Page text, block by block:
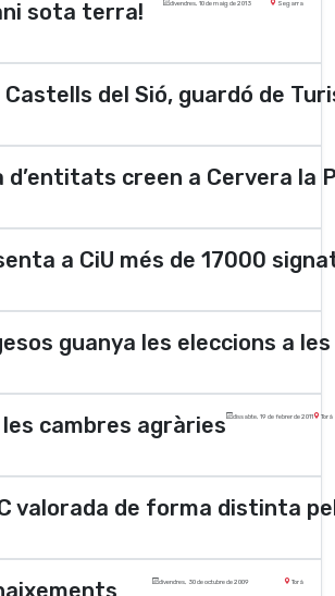
sota terra! divendres, 10 de maig de 2013 Segarra
Castells del Sió, guardó de
d’entitats creen a Cervera la
a CiU més de 17000
guanya les eleccions a
les cambres agràries dissabte, 19 de febrer de 2011 Torà
valorada de forma distinta
divendres, 30 de octubre de 2009 Torà